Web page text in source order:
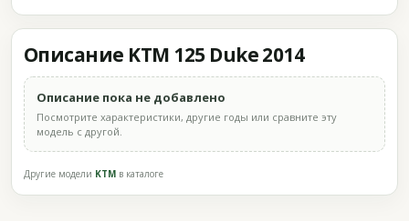
Описание KTM 125 Duke 2014
Описание пока не добавлено
Посмотрите характеристики, другие годы или сравните эту
модель с другой.
Другие модели KTM в каталоге